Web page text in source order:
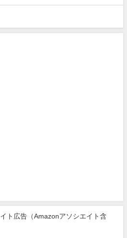
ト広告（Amazonアソシエイト含